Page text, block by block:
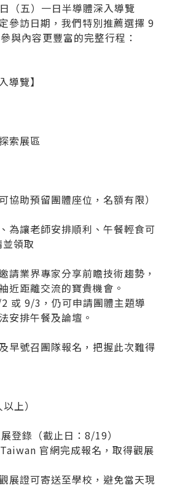
（五）一日半導體深入導覽
參訪日期，我們特別推薦選擇 9
與內容更豐富的完整行程：
導覽】
索展區
協助預留團體座位，名額有限）
為讓老師安排順利、午餐輕食可
領取
請業界專家分享前瞻技術趨勢，
近距離交流的寶貴機會。
或 9/3，仍可申請團體主題導
安排午餐及論壇。
早號召團隊報名，把握此次難得
上）
登錄（截止日：8/19）
官網完成報名，取得觀展
展證可寄送至學校，避免當天現